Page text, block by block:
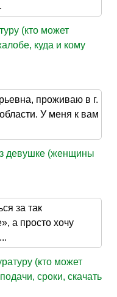
(кто может
куда и кому
проживаю в г.
У меня к вам
девушке (женщины
за так
а просто хочу
(кто может
сроки, скачать